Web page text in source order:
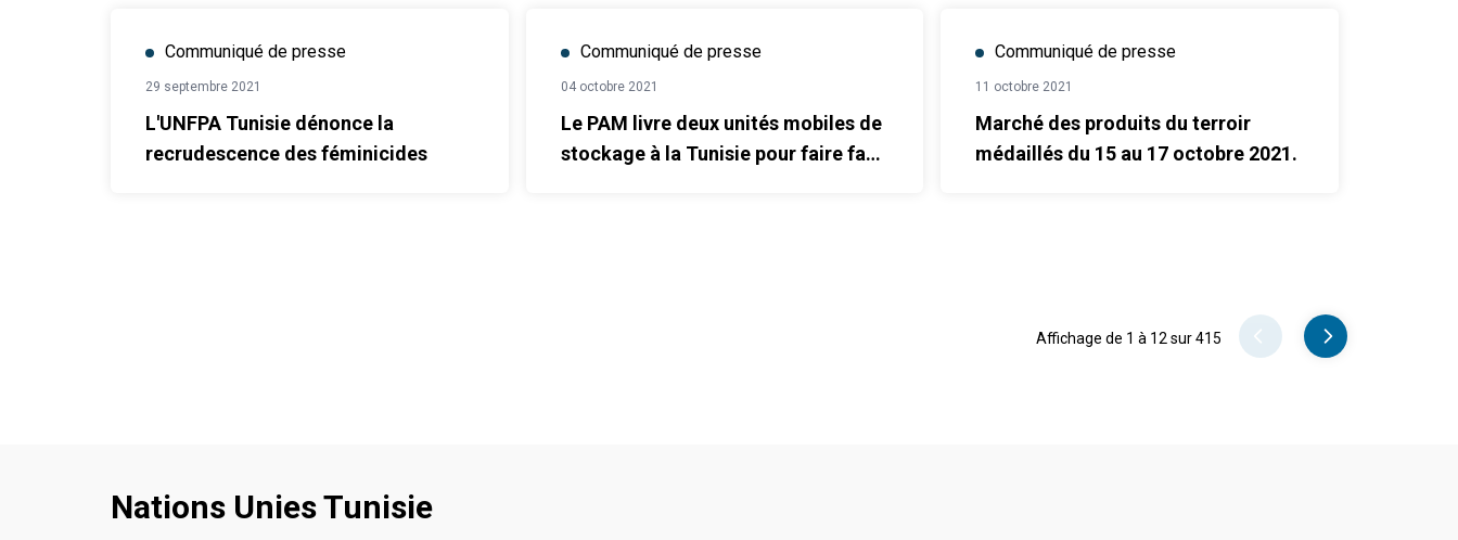
Communiqué de presse
29 septembre 2021
L'UNFPA Tunisie dénonce la
recrudescence des féminicides
Communiqué de presse
04 octobre 2021
Le PAM livre deux unités mobiles de
stockage à la Tunisie pour faire face
Communiqué de presse
11 octobre 2021
Marché des produits du terroir
médaillés du 15 au 17 octobre 2021.
Pager
Affichage de 1 à 12 sur 415
Nations Unies Tunisie